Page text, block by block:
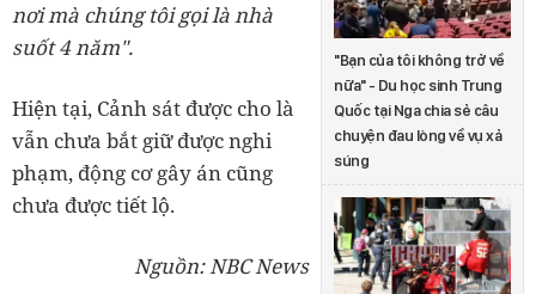
"Bạn của tôi không trở về
nữa" - Du học sinh Trung
Quốc tại Nga chia sẻ câu
chuyện đau lòng về vụ xả
súng
nơi mà chúng tôi gọi là nhà
suốt 4 năm".
Hiện tại, Cảnh sát được cho là
vẫn chưa bắt giữ được nghi
phạm, động cơ gây án cũng
chưa được tiết lộ.
Nguồn: NBC News